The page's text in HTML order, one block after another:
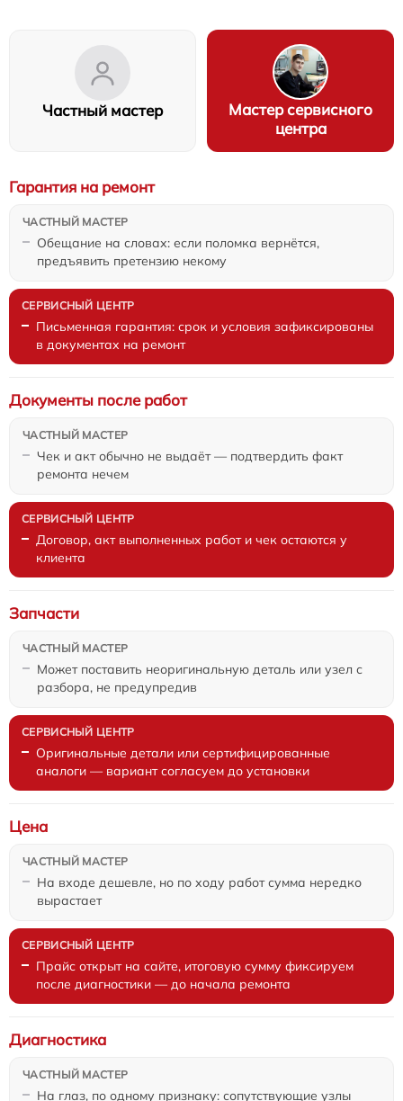
Частный мастер
Мастер сервисного
центра
Обещание на словах: если поломка вернётся,
предъявить претензию некому
Гарантия на ремонт
Письменная гарантия: срок и условия зафиксированы
в документах на ремонт
Чек и акт обычно не выдаёт — подтвердить факт
ремонта нечем
Документы после работ
Договор, акт выполненных работ и чек остаются у
клиента
Может поставить неоригинальную деталь или узел с
разбора, не предупредив
Запчасти
Оригинальные детали или сертифицированные
аналоги — вариант согласуем до установки
На входе дешевле, но по ходу работ сумма нередко
вырастает
Цена
Прайс открыт на сайте, итоговую сумму фиксируем
после диагностики — до начала ремонта
На глаз, по одному признаку: сопутствующие узлы
Диагностика